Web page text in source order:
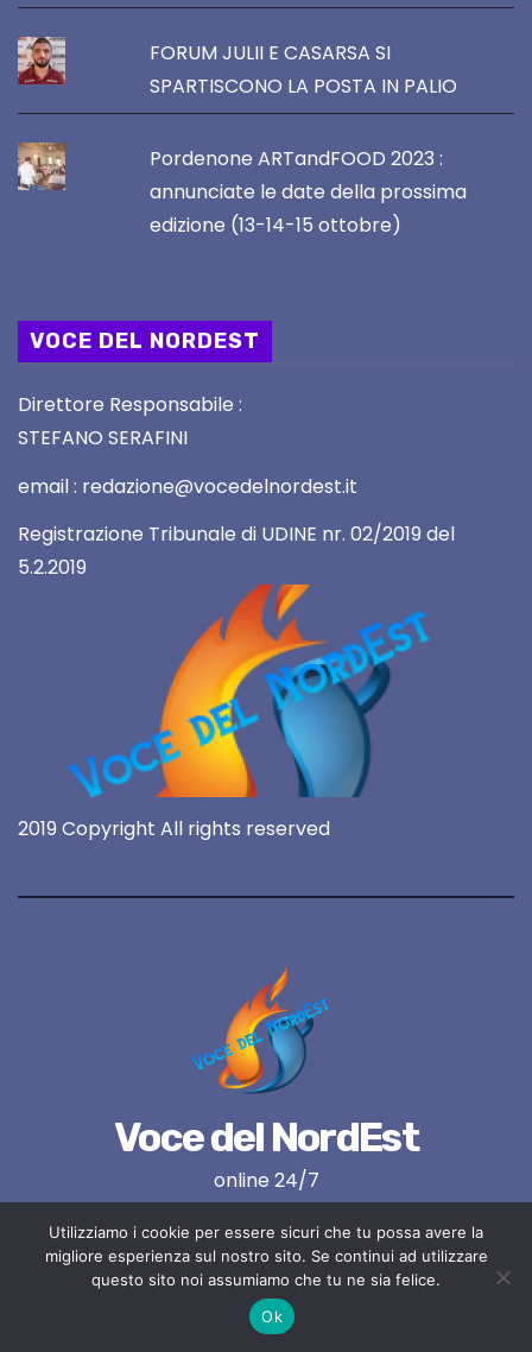
FORUM JULII E CASARSA SI
SPARTISCONO LA POSTA IN PALIO
Pordenone ARTandFOOD 2023 :
annunciate le date della prossima
edizione (13-14-15 ottobre)
VOCE DEL NORDEST
Direttore Responsabile :
STEFANO SERAFINI
email : redazione@vocedelnordest.it
Registrazione Tribunale di UDINE nr. 02/2019 del
5.2.2019
2019 Copyright All rights reserved
Voce del NordEst
online 24/7
Proudly powered by WordPress|Tema:
Utilizziamo i cookie per essere sicuri che tu possa avere la
migliore esperienza sul nostro sito. Se continui ad utilizzare
questo sito noi assumiamo che tu ne sia felice.
Ok